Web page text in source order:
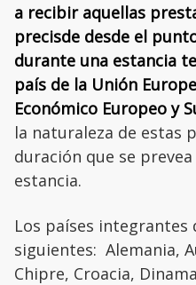
a recibir aquellas
precisde desde el
durante una estancia
país de la Unión
Económico Europeo y
la naturaleza de estas
duración que se
estancia.
Los países integrantes
siguientes: Alemania,
Chipre, Croacia,